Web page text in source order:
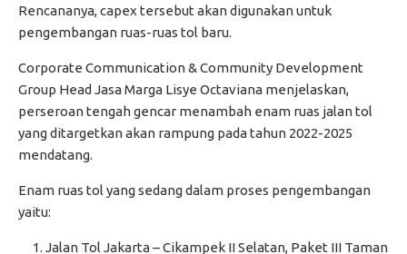
Rencananya, capex tersebut akan digunakan untuk
pengembangan ruas-ruas tol baru.
Corporate Communication & Community Development
Group Head Jasa Marga Lisye Octaviana menjelaskan,
perseroan tengah gencar menambah enam ruas jalan tol
yang ditargetkan akan rampung pada tahun 2022-2025
mendatang.
Enam ruas tol yang sedang dalam proses pengembangan
yaitu:
Jalan Tol Jakarta – Cikampek II Selatan, Paket III Taman